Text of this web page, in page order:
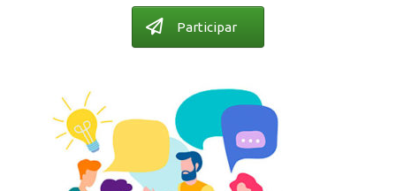
Participar